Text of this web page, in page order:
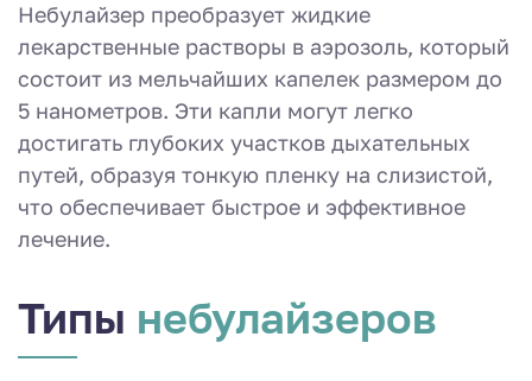
Небулайзер преобразует жидкие
лекарственные растворы в аэрозоль, который
состоит из мельчайших капелек размером до
5 нанометров. Эти капли могут легко
достигать глубоких участков дыхательных
путей, образуя тонкую пленку на слизистой,
что обеспечивает быстрое и эффективное
лечение.
Типы небулайзеров